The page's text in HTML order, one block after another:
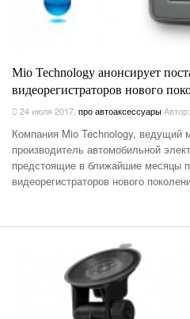
Mio Technology анонсирует
видеорегистраторов нового
24 июля 2017 про автоаксессуарыАвтор:
Компания Mio Technology, ведущий
производитель автомобильной
предстоящие в ближайшие месяцы
видеорегистраторов нового